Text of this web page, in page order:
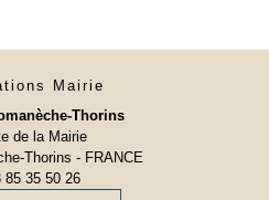
Mairie
Thorins
de la Mairie
Thorins - FRANCE
85 35 50 26